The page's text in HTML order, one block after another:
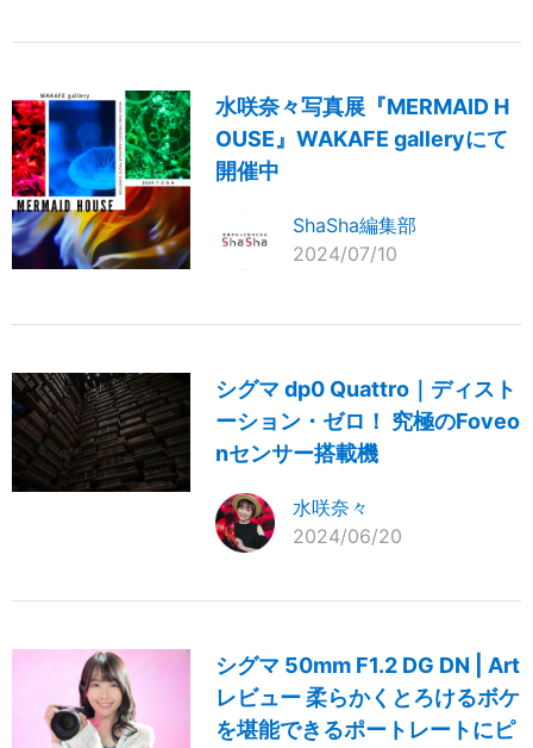
水咲奈々写真展『MERMAID H
OUSE』WAKAFE galleryにて
開催中
ShaSha編集部
2024/07/10
シグマ dp0 Quattro｜ディスト
ーション・ゼロ！ 究極のFoveo
nセンサー搭載機
水咲奈々
2024/06/20
シグマ 50mm F1.2 DG DN | Art
レビュー 柔らかくとろけるボケ
を堪能できるポートレートにピ